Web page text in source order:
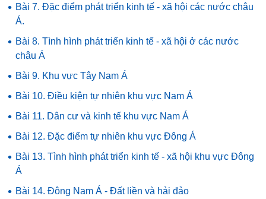
• Bài 7. Đặc điểm phát triển kinh tế - xã hội các nước châu
Á.
• Bài 8. Tình hình phát triển kinh tế - xã hội ở các nước
châu Á
• Bài 9. Khu vực Tây Nam Á
• Bài 10. Điều kiện tự nhiên khu vực Nam Á
• Bài 11. Dân cư và kinh tế khu vực Nam Á
• Bài 12. Đặc điểm tự nhiên khu vực Đông Á
• Bài 13. Tình hình phát triển kinh tế - xã hội khu vực Đông
Á
• Bài 14. Đông Nam Á - Đất liền và hải đảo